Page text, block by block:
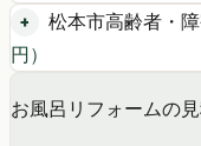
松本市高齢者・
円）
お風呂リフォームの